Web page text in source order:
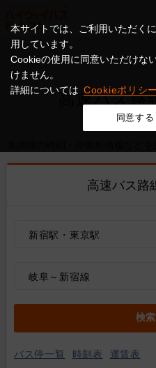
本サイトでは、ご利用いただく
用しています。
Cookieの使用に同意いただけな
けません。
詳細については Cookieポリシー
同意する
高速バス路
高速バス路
新宿駅・東京駅
岐阜～新宿線
検
バス停一覧 時刻表 運賃表